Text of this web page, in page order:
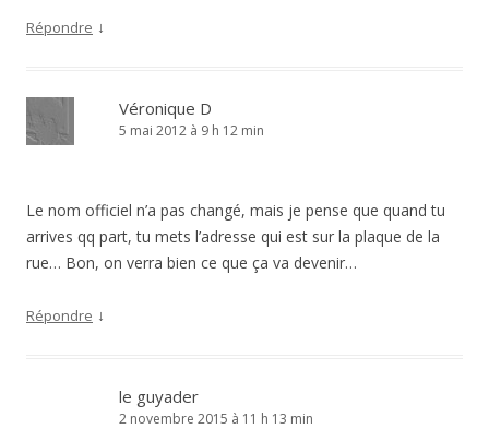
Répondre ↓
Véronique D
5 mai 2012 à 9 h 12 min
Le nom officiel n’a pas changé, mais je pense que quand tu
arrives qq part, tu mets l’adresse qui est sur la plaque de la
rue… Bon, on verra bien ce que ça va devenir…
Répondre ↓
le guyader
2 novembre 2015 à 11 h 13 min